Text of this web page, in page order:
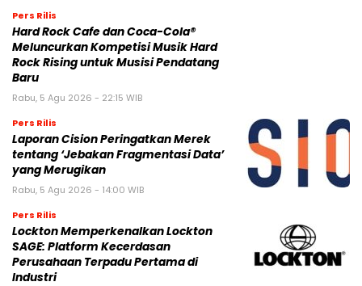
Pers Rilis
Hard Rock Cafe dan Coca-Cola®
Meluncurkan Kompetisi Musik Hard
Rock Rising untuk Musisi Pendatang
Baru
Rabu, 5 Agu 2026 - 22:15 WIB
Pers Rilis
Laporan Cision Peringatkan Merek
tentang ‘Jebakan Fragmentasi Data’
yang Merugikan
Rabu, 5 Agu 2026 - 14:00 WIB
Pers Rilis
Lockton Memperkenalkan Lockton
SAGE: Platform Kecerdasan
Perusahaan Terpadu Pertama di
Industri